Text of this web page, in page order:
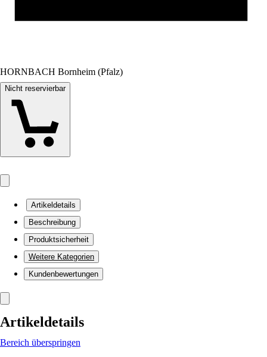
HORNBACH Bornheim (Pfalz)
Nicht reservierbar
Artikeldetails
Beschreibung
Produktsicherheit
Weitere Kategorien
Kundenbewertungen
Artikeldetails
Bereich überspringen